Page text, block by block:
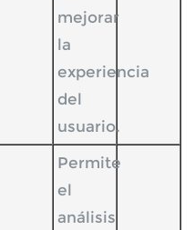
mejorar
la
experiencia
del
usuario.
Permite
el
análisis